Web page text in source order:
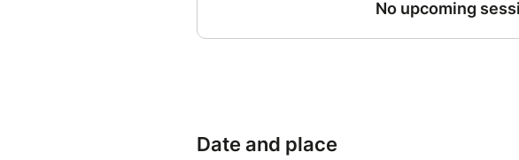
Date and place